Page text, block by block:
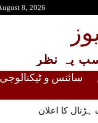
8, 2026
پہ نظر
سائنس و ٹیکنالوجی
کا اعلان